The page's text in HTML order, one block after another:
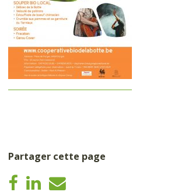
Partager cette page